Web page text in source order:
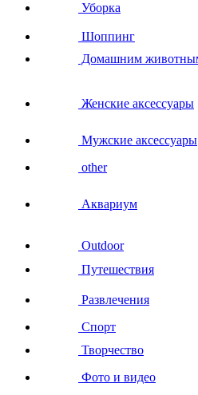
Уборка
Шоппинг
Домашним
Женские аксессуары
Мужские аксессуары
other
Аквариум
Outdoor
Путешествия
Развлечения
Спорт
Творчество
Фото и видео